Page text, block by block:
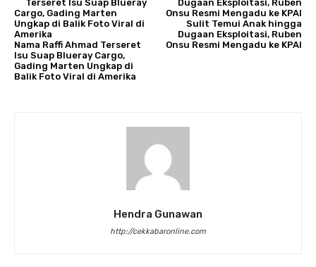
Nama Raffi Ahmad ​Terseret
Isu Suap Blueray Cargo,
Gading Marten Ungkap di
Balik Foto Viral di Amerika
Sulit Temui Anak hingga
Dugaan Eksploitasi, Ruben
Onsu Resmi Mengadu ke KPAI
Hendra Gunawan
http://cekkabaronline.com